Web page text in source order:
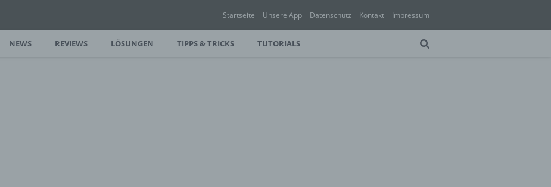
Startseite Unsere App Datenschutz Kontakt Impressum
NEWS REVIEWS LÖSUNGEN TIPPS & TRICKS TUTORIALS